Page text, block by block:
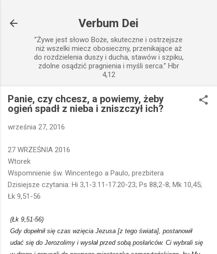
Verbum Dei
”Żywe jest słowo Boże, skuteczne i ostrzejsze
niż wszelki miecz obosieczny, przenikające aż
do rozdzielenia duszy i ducha, stawów i szpiku,
zdolne osądzić pragnienia i myśli serca.” Hbr
4,12
Panie, czy chcesz, a powiemy, żeby
ogień spadł z nieba i zniszczył ich?
września 27, 2016
27 WRZEŚNIA 2016
Wtorek
Wspomnienie św. Wincentego a Paulo, prezbitera
Dzisiejsze czytania: Hi 3,1-3.11-17.20-23; Ps 88,2-8; Mk 10,45;
Łk 9,51-56
(Łk 9,51-56)
Gdy dopełnił się czas wzięcia Jezusa [z tego świata], postanowił
udać się do Jerozolimy i wysłał przed sobą posłańców. Ci wybrali się